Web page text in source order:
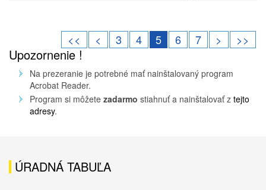
<< < 3 4 5 6 7 > >>
Upozornenie !
Na prezeranie je potrebné mať nainštalovaný program
Acrobat Reader.
Program si môžete zadarmo stiahnuť a nainštalovať z tejto
adresy.
ÚRADNÁ TABUĽA